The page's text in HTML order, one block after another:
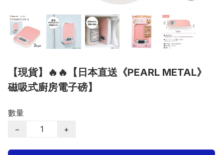
【現貨】🔥🔥【日本直送《PEARL METAL》
磁吸式廚房電子磅】
數量
−
+